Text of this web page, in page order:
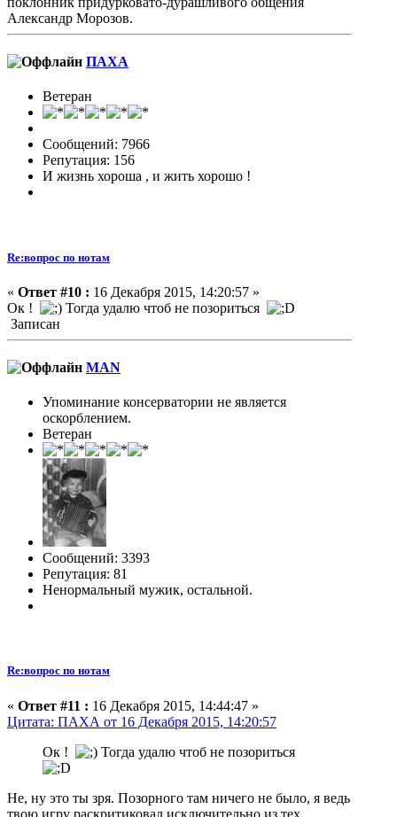
Александр Морозов.
ПАХА
Ветеран
Сообщений: 7966
Репутация: 156
И жизнь хороша , и жить хорошо !
Re:вопрос по нотам
« Ответ #10 : 16 Декабря 2015, 14:20:57 »
Ок !
Тогда удалю чтоб не позориться
Записан
MAN
Упоминание консерватории не является
оскорблением.
Ветеран
Сообщений: 3393
Репутация: 81
Ненормальный мужик, остальной.
Re:вопрос по нотам
« Ответ #11 : 16 Декабря 2015, 14:44:47 »
Цитата: ПАХА от 16 Декабря 2015, 14:20:57
Ок !
Тогда удалю чтоб не позориться
Не, ну это ты зря. Позорного там ничего не было, я ведь
твою игру раскритиковал исключительно из тех